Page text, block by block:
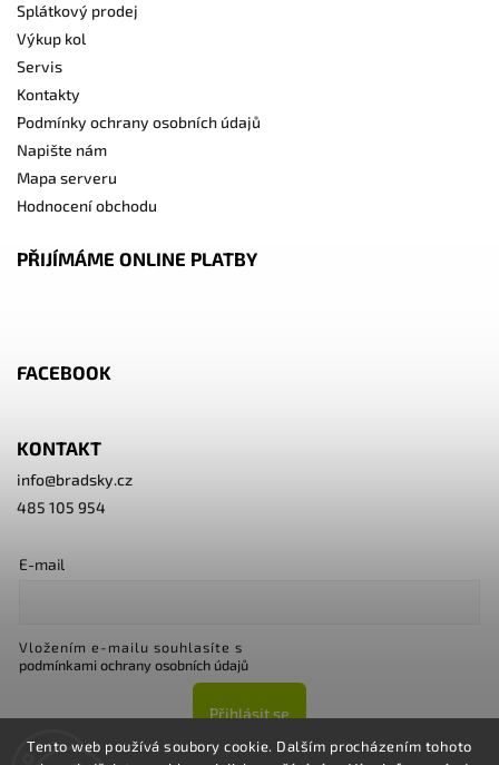
Tento web používá soubory cookie. Dalším procházením tohoto
Splátkový prodej
Výkup kol
Servis
Kontakty
Podmínky ochrany osobních údajů
Napište nám
Mapa serveru
Hodnocení obchodu
PŘIJÍMÁME ONLINE PLATBY
FACEBOOK
KONTAKT
info@bradsky.cz
485 105 954
E-mail
Vložením e-mailu souhlasíte s
podmínkami ochrany osobních údajů
Přihlásit se